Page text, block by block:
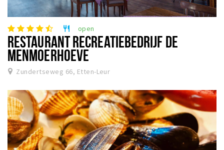
restaurant open
RESTAURANT RECREATIEBEDRIJF DE
MENMOERHOEVE
Zundertseweg 66, Etten-Leur